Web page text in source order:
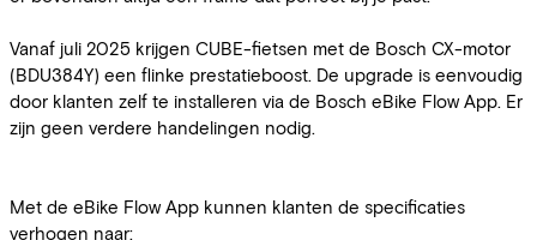
Vanaf juli 2025 krijgen CUBE-fietsen met de Bosch CX-motor
(BDU384Y) een flinke prestatieboost. De upgrade is eenvoudig
door klanten zelf te installeren via de Bosch eBike Flow App. Er
zijn geen verdere handelingen nodig.
Met de eBike Flow App kunnen klanten de specificaties
verhogen naar: